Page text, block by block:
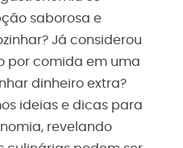
saborosa e
Já considerou
por comida em uma
dinheiro extra?
ideias e dicas para
revelando